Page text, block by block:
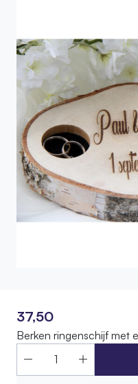
37,50
Berken ringenschijf met